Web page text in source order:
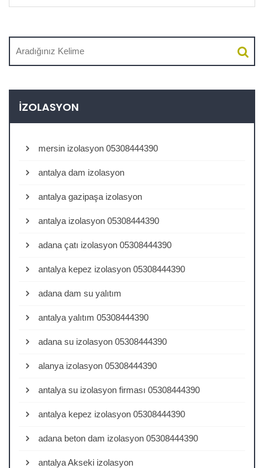
İZOLASYON
mersin izolasyon 05308444390
antalya dam izolasyon
antalya gazipaşa izolasyon
antalya izolasyon 05308444390
adana çatı izolasyon 05308444390
antalya kepez izolasyon 05308444390
adana dam su yalıtım
antalya yalıtım 05308444390
adana su izolasyon 05308444390
alanya izolasyon 05308444390
antalya su izolasyon firması 05308444390
antalya kepez izolasyon 05308444390
adana beton dam izolasyon 05308444390
antalya Akseki izolasyon